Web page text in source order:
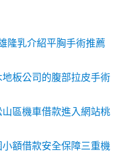
隆乳介紹平胸手術推薦
板公司的腹部拉皮手術
區機車借款進入網站桃
額借款安全保障三重機